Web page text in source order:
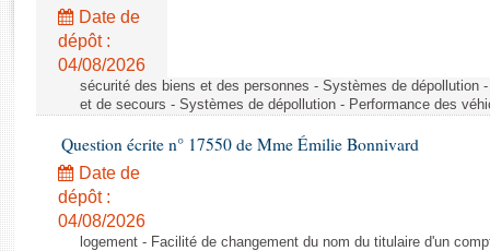
Rapports législatifs
Rapports sur l'application des lois
Baromètre de l’application des lois
Dossiers législatifs
Budget et sécurité sociale
Questions écrites et orales
Comptes rendus des débats
Date de
dépôt :
04/08/2026
sécurité des biens et des personnes - Systèmes de dépollution
et de secours - Systèmes de dépollution - Performance des
Question écrite n° 17550 de Mme Émilie Bonnivard
Date de
dépôt :
04/08/2026
logement - Facilité de changement du nom du titulaire d'un